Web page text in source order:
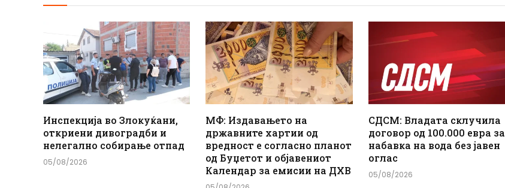
Инспекција во Злокуќани,
откриени дивоградби и
нелегално собирање отпад
05/08/2026
МФ: Издавањето на
државните хартии од
вредност е согласно планот
од Буџетот и објавениот
Календар за емисии на ДХВ
СДСМ: Владата склучила
договор од 100.000 евра за
набавка на вода без јавен
оглас
05/08/2026